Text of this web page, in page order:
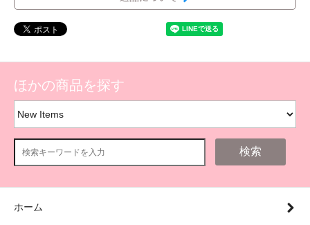
ほかの商品を探す
検索
ホーム